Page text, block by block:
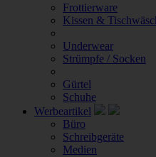
Frottierware
Kissen &
Underwear
Strümpfe / Socken
Gürtel
Schuhe
Werbeartikel
Büro
Schreibgeräte
Medien